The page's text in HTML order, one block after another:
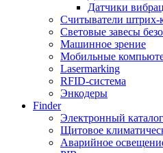
Датчики
Считыватели штрих-
Световые завесы
Машинное зрение
Мобильные
Lasermarking
RFID-система
Энкодеры
Finder
Электронный каталог
Щитовое
Аварийное